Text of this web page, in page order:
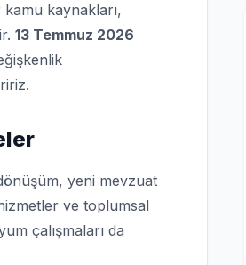
kaynakları,
13 Temmuz 2026
yeni mevzuat
ve toplumsal
çalışmaları da